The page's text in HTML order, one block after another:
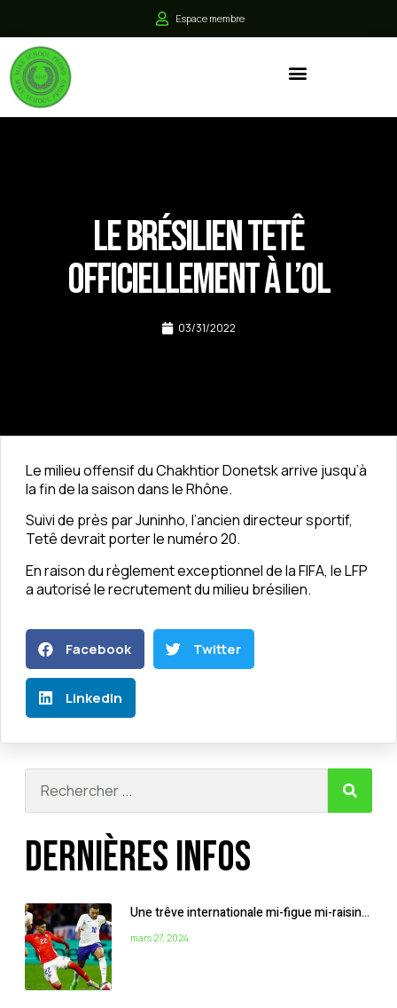
Espace membre
Le Brésilien Tetê
Officiellement à l’OL
03/31/2022
Le milieu offensif du Chakhtior Donetsk arrive jusqu’à
la fin de la saison dans le Rhône.
Suivi de près par Juninho, l’ancien directeur sportif,
Tetê devrait porter le numéro 20.
En raison du règlement exceptionnel de la FIFA, le LFP
a autorisé le recrutement du milieu brésilien.
Facebook Twitter
LinkedIn
Dernières infos
Une trêve internationale mi-figue mi-raisin…
mars 27, 2024